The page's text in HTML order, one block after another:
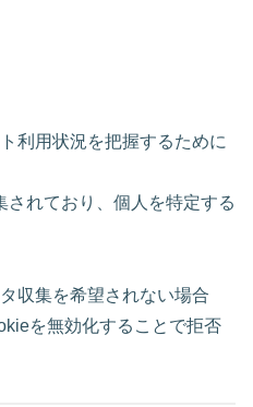
利用状況を把握するために
されており、個人を特定する
収集を希望されない場合
を無効化することで拒否